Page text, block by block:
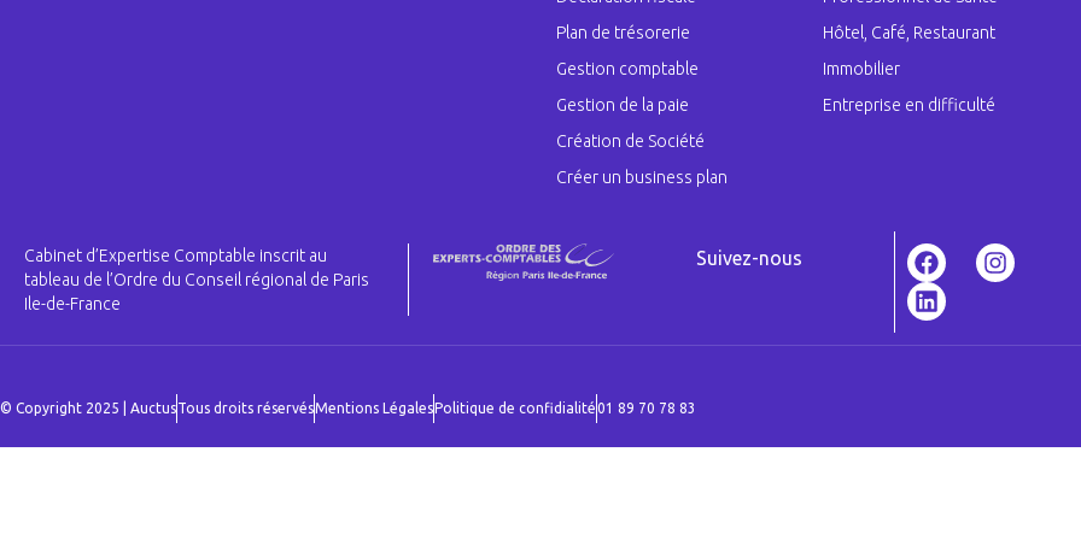
Plan de trésorerie
Gestion comptable
Gestion de la paie
Création de Société
Créer un business plan
Hôtel, Café, Restaurant
Immobilier
Entreprise en difficulté
Cabinet d’Expertise Comptable inscrit au
tableau de l’Ordre du Conseil régional de Paris
Ile-de-France
Suivez-nous
© Copyright 2025 | AuctusTous droits réservésMentions Légales Politique de confidialité01 89 70 78 83